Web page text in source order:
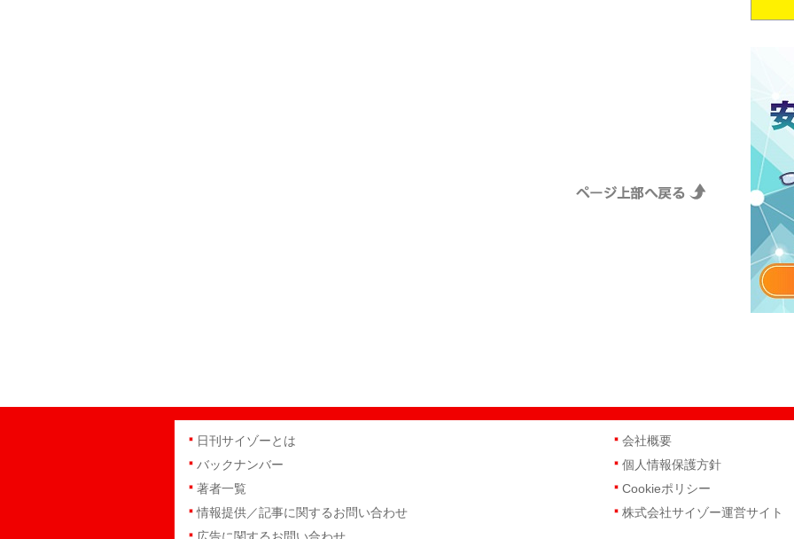
日刊サイゾーとは
バックナンバー
著者一覧
情報提供／記事に関するお問い合わせ
会社概要
個人情報保護方針
Cookieポリシー
株式会社サイゾー運営サイト